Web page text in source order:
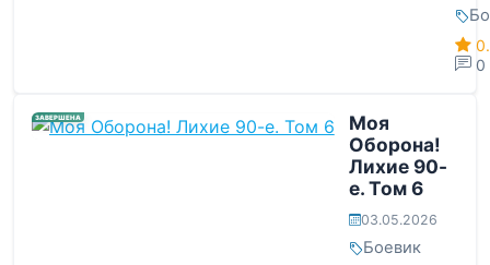
0
ЗАВЕРШЕНА
Моя
Оборона!
Лихие 90-
е. Том 6
03.05.2026
Боевик